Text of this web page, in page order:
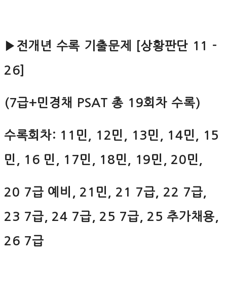
▶전개년 수록 기출문제 [상황판단 11 -
26]
(7급+민경채 PSAT 총 19회차 수록)
수록회차: 11민, 12민, 13민, 14민, 15
민, 16 민, 17민, 18민, 19민, 20민,
20 7급 예비, 21민, 21 7급, 22 7급,
23 7급, 24 7급, 25 7급, 25 추가채용,
26 7급